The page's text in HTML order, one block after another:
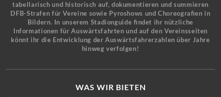
tabellarisch und historisch auf, dokumentieren und summieren
DFB-Strafen für Vereine sowie Pyroshows und Choreografien in
Bildern. In unserem Stadionguide findet ihr nützliche
Informationen für Auswärtsfahrten und auf den Vereinsseiten
könnt ihr die Entwicklung der Auswärtsfahrerzahlen über Jahre
hinweg verfolgen!
WAS WIR BIETEN